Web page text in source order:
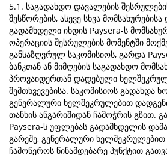
5.1. საგადახდო დავალების
შესწორების, ასევე სხვა
გადამხდელი იხდის Paysera-ს
ოპერაციის შესრულების მომენტში
განსაზღვრულ საკომისიოს, გარდა
ბანკთან ან მიმღების საგადახდო
პროვაიდერთან დადებული
შემთხვევებისა. საკომისიოს გადახდა
გენერალური ხელშეკრულებით
თანხის ანგარიშიდან ჩამოჭრის გზით.
Paysera-ს უფლებას გადამხდელის
გარეშე, გენერალური ხელშეკრულებით
ჩამოწეროს წინამდებარე პუნქტით